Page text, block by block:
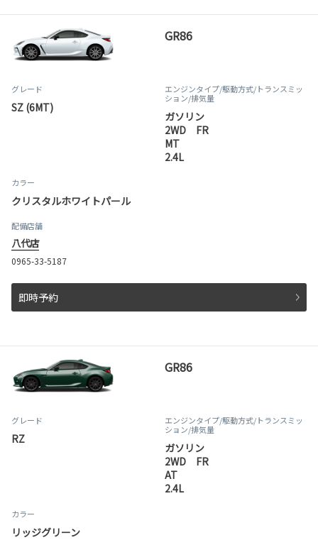
GR86
グレード
SZ (6MT)
エンジンタイプ/駆動方式/トランスミッ
ション/排気量
ガソリン
2WD FR
MT
2.4L
カラー
クリスタルホワイトパール
配備店舗
八代店
0965-33-5187
即時予約
GR86
グレード
RZ
エンジンタイプ/駆動方式/トランスミッ
ション/排気量
ガソリン
2WD FR
AT
2.4L
カラー
リッジグリーン